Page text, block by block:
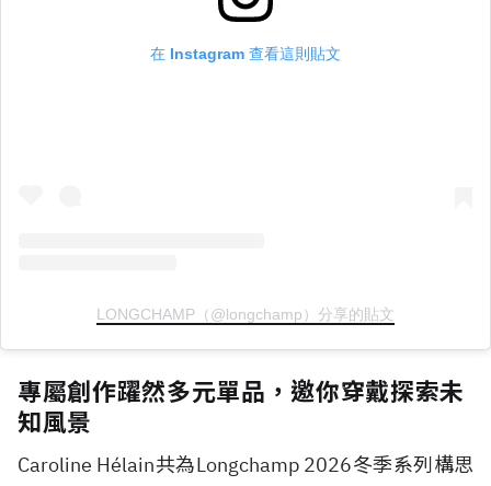
在 Instagram 查看這則貼文
LONGCHAMP（@longchamp）分享的貼文
專屬創作躍然多元單品，邀你穿戴探索未
知風景
Caroline Hélain共為Longchamp 2026冬季系列構思